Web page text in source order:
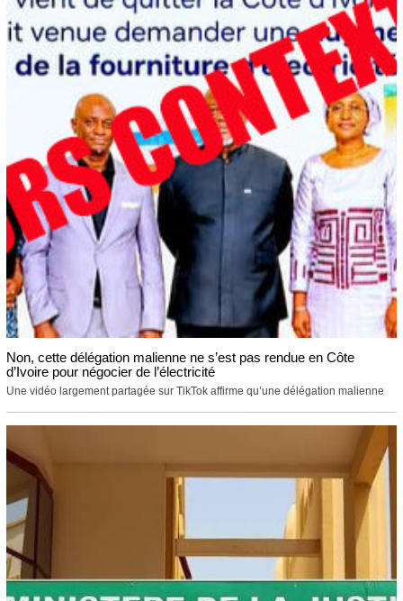
Non, cette délégation malienne ne s’est pas rendue en Côte
d’Ivoire pour négocier de l’électricité
Une vidéo largement partagée sur TikTok affirme qu’une délégation malienne